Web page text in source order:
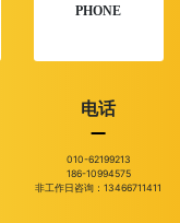
PHONE
电话
010-62199213
186-10994575
非工作日咨询：13466711411